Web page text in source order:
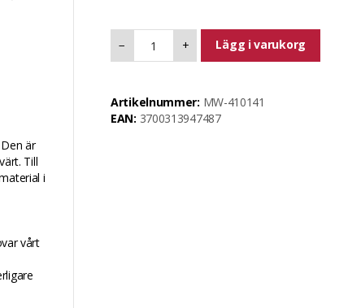
är
Till
i
vårt
− + Lägg i varukorg
Artikelnummer: MW-410141
EAN: 3700313947487